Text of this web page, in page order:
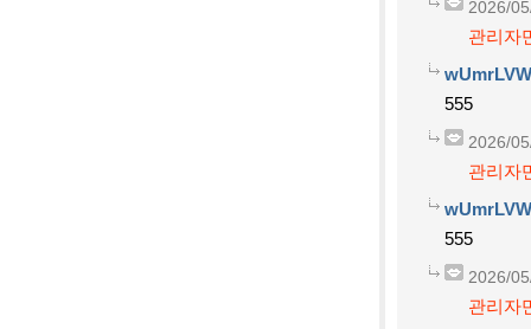
2026/
관리자
555
2026/
관리자
555
2026/
관리자